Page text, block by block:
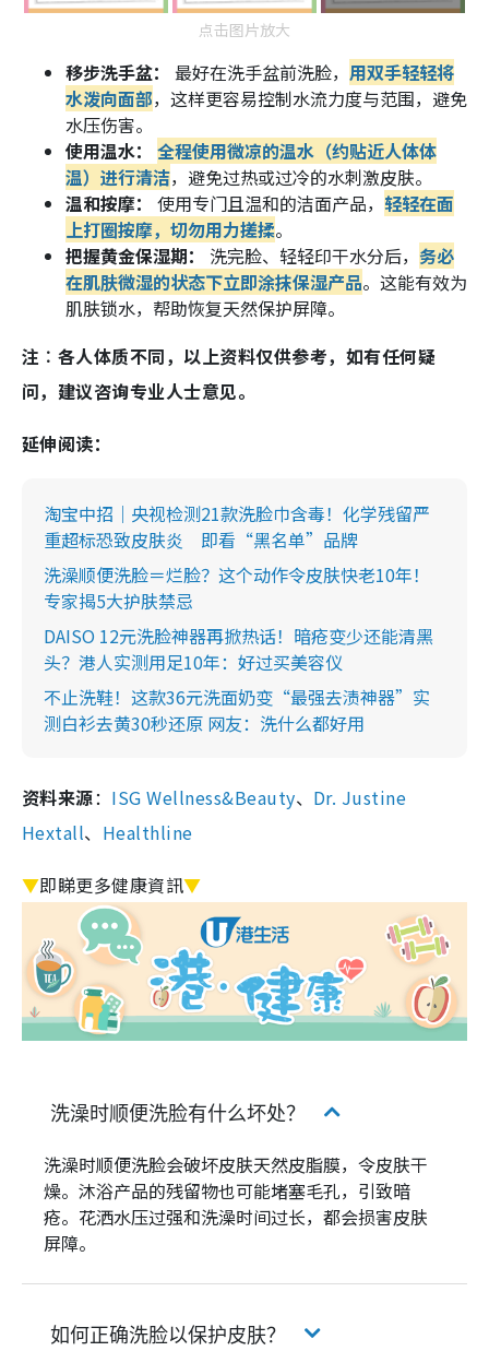
点击图片放大
移步洗手盆： 最好在洗手盆前洗脸， 用双手轻轻将
水泼向面部，这样更容易控制水流力度与范围，避免
水压伤害。
使用温水：
全程使用微凉的温水（约贴近人体体
温）进行清洁，避免过热或过冷的水刺激皮肤。
温和按摩：
使用专门且温和的洁面产品， 轻轻在面
上打圈按摩，切勿用力搓揉。
把握黄金保湿期：
洗完脸、轻轻印干水分后， 务必
在肌肤微湿的状态下立即涂抹保湿产品。这能有效为
肌肤锁水，帮助恢复天然保护屏障。
注︰各人体质不同，以上资料仅供参考，如有任何疑
问，建议咨询专业人士意见。
延伸阅读：
淘宝中招｜央视检测21款洗脸巾含毒！化学残留严
重超标恐致皮肤炎 即看“黑名单”品牌
洗澡顺便洗脸＝烂脸？这个动作令皮肤快老10年！
专家揭5大护肤禁忌
DAISO 12元洗脸神器再掀热话！暗疮变少还能清黑
头？港人实测用足10年：好过买美容仪
不止洗鞋！这款36元洗面奶变“最强去渍神器”实
测白衫去黄30秒还原 网友：洗什么都好用
资料来源： ISG Wellness&Beauty、 Dr. Justine
Hextall、 Healthline
▼即睇更多健康資訊▼
洗澡时顺便洗脸有什么坏处？
洗澡时顺便洗脸会破坏皮肤天然皮脂膜，令皮肤干
燥。沐浴产品的残留物也可能堵塞毛孔，引致暗
疮。花洒水压过强和洗澡时间过长，都会损害皮肤
屏障。
如何正确洗脸以保护皮肤？